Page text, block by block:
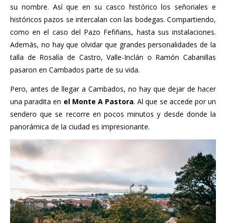
su nombre. Así que en su casco histórico los señoriales e
históricos pazos se intercalan con las bodegas. Compartiendo,
como en el caso del Pazo Fefiñans, hasta sus instalaciones.
Además, no hay que olvidar que grandes personalidades de la
talla de Rosalía de Castro, Valle-Inclán o Ramón Cabanillas
pasaron en Cambados parte de su vida.
Pero, antes de llegar a Cambados, no hay que dejar de hacer
una paradita en el Monte A Pastora. Al que se accede por un
sendero que se recorre en pocos minutos y desde donde la
panorámica de la ciudad es impresionante.